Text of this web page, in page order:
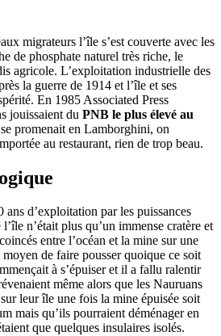
migrateurs l’île s’est couverte avec les
de phosphate naturel très riche, le
agricole. L’exploitation industrielle des
la guerre de 1914 et l’île et ses
En 1985 Associated Press
jouissaient du PNB le plus élevé au
promenait en Lamborghini, on
au restaurant, rien de trop beau.
ans d’exploitation par les puissances
n’était plus qu’un immense cratère et
entre l’océan et la mine sur une
de faire pousser quoique ce soit
à s’épuiser et il a fallu ralentir
même alors que les Nauruans
leur île une fois la mine épuisée soit
mais qu’ils pourraient déménager en
que quelques insulaires isolés.